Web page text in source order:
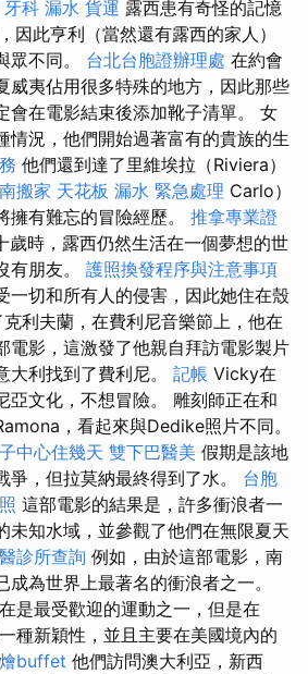
牙科 漏水 貨運 露西患有奇怪的記憶
因此亨利（當然還有露西的家人）
眾不同。 台北台胞證辦理處 在約會
威夷佔用很多特殊的地方，因此那些
會在電影結束後添加靴子清單。 女
情況，他們開始過著富有的貴族的生
他們還到達了里維埃拉（Riviera）
搬家 天花板 漏水 緊急處理 Carlo）
擁有難忘的冒險經歷。 推拿專業證
歲時，露西仍然生活在一個夢想的世
有朋友。 護照換發程序與注意事項
一切和所有人的侵害，因此她住在殼
利夫蘭，在費利尼音樂節上，他在
電影，這激發了他親自拜訪電影製片
大利找到了費利尼。 記帳 Vicky在
亞文化，不想冒險。 雕刻師正在和
，看起來與Dedike照片不同。
中心住幾天 雙下巴醫美 假期是該地
爭，但拉莫納最終得到了水。 台胞
這部電影的結果是，許多衝浪者一
未知水域，並參觀了他們在無限夏天
診所查詢 例如，由於這部電影，南
為世界上最著名的衝浪者之一。
是最受歡迎的運動之一，但是在
種新穎性，並且主要在美國境內的
buffet 他們訪問澳大利亞，新西